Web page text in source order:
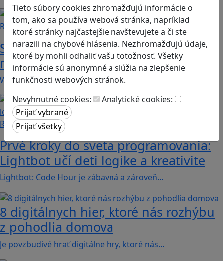
Tieto súbory cookies zhromažďujú informácie o
tom, ako sa používa webová stránka, napríklad
ktoré stránky najčastejšie navštevujete a či ste
narazili na chybové hlásenia. Nezhromažďujú údaje,
ktoré by mohli odhaliť vašu totožnosť. Všetky
informácie sú anonymné a slúžia na zlepšenie
funkčnosti webových stránok.
Nevyhnutné cookies:
Analytické cookies:
Recenzie
S With You sa naučíte že iba počúvať
nestačí
With You je krátka relaxačná hra pre dvoch.…
Recenzie
Prvé kroky do sveta programovania:
Lightbot učí deti logike a kreativite
Lightbot: Code Hour je zábavná a zároveň…
8 digitálnych hier, ktoré nás rozhýbu
z pohodlia domova
Je povzbudivé hrať digitálne hry, ktoré nás…